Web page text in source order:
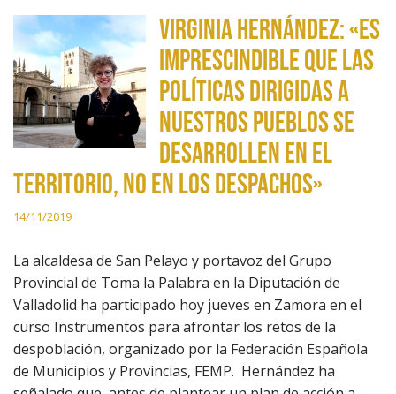
Virginia Hernández: «Es
imprescindible que las
políticas dirigidas a
nuestros pueblos se
desarrollen en el
territorio, no en los despachos»
14/11/2019
La alcaldesa de San Pelayo y portavoz del Grupo
Provincial de Toma la Palabra en la Diputación de
Valladolid ha participado hoy jueves en Zamora en el
curso Instrumentos para afrontar los retos de la
despoblación, organizado por la Federación Española
de Municipios y Provincias, FEMP. Hernández ha